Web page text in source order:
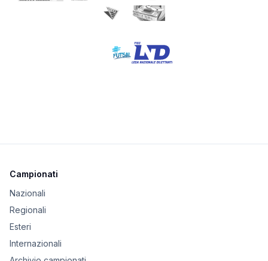
Campionati
Nazionali
Regionali
Esteri
Internazionali